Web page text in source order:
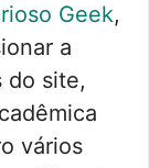
Geek,
a
do site,
vários